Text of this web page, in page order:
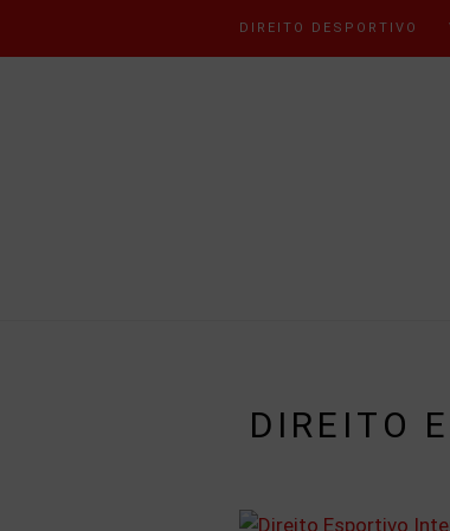
DIREITO DESPORTIVO
DIREITO